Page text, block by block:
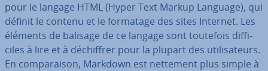
pour le langage HTML (Hyper Text Markup Language), qui
définit le contenu et le formatage des sites Internet. Les
éléments de balisage de ce langage sont toutefois dif­fi­
ciles à lire et à dé­chif­frer pour la plupart des uti­li­sa­teurs.
En com­pa­rai­son, Markdown est nettement plus simple à